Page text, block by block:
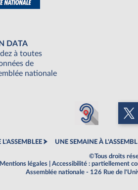
DATA
à toutes
de
nationale
UNE SEMAINE À
©Tous droits
Mentions légales
Accessibilité : partiellement
Assemblée nationale - 126 Rue de